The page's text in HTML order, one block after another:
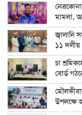
মামলা,
জ্বালানি
১১ দলীয়
চা
বোর্ড
উপলক্ষে